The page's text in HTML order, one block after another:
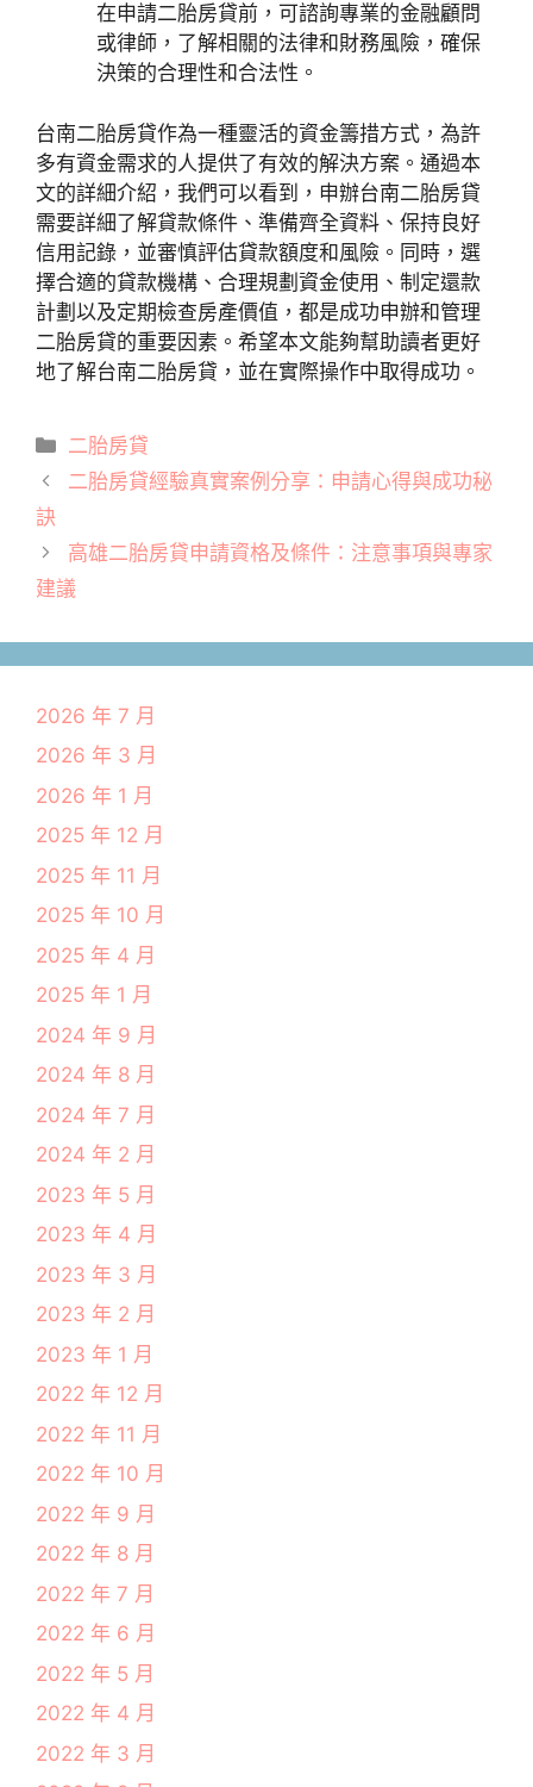
在申請二胎房貸前，可諮詢專業的金融顧問
或律師，了解相關的法律和財務風險，確保
決策的合理性和合法性。
台南二胎房貸作為一種靈活的資金籌措方式，為許
多有資金需求的人提供了有效的解決方案。通過本
文的詳細介紹，我們可以看到，申辦台南二胎房貸
需要詳細了解貸款條件、準備齊全資料、保持良好
信用記錄，並審慎評估貸款額度和風險。同時，選
擇合適的貸款機構、合理規劃資金使用、制定還款
計劃以及定期檢查房產價值，都是成功申辦和管理
二胎房貸的重要因素。希望本文能夠幫助讀者更好
地了解台南二胎房貸，並在實際操作中取得成功。
分
類
二胎房貸
二胎房貸經驗真實案例分享：申請心得與成功秘
訣
高雄二胎房貸申請資格及條件：注意事項與專家
建議
2026 年 7 月
2026 年 3 月
2026 年 1 月
2025 年 12 月
2025 年 11 月
2025 年 10 月
2025 年 4 月
2025 年 1 月
2024 年 9 月
2024 年 8 月
2024 年 7 月
2024 年 2 月
2023 年 5 月
2023 年 4 月
2023 年 3 月
2023 年 2 月
2023 年 1 月
2022 年 12 月
2022 年 11 月
2022 年 10 月
2022 年 9 月
2022 年 8 月
2022 年 7 月
2022 年 6 月
2022 年 5 月
2022 年 4 月
2022 年 3 月